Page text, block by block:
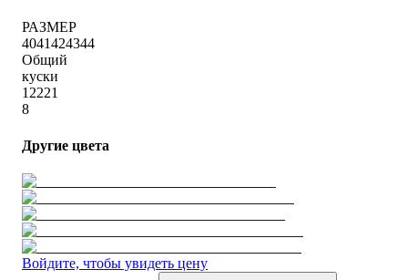
РАЗМЕР
4041424344
Общий
куски
12221
8
Другие цвета
Войдите, чтобы увидеть цену